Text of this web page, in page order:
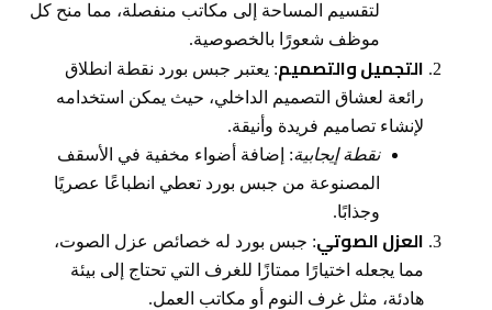
لتقسيم المساحة إلى مكاتب منفصلة، مما منح كل
موظف شعورًا بالخصوصية.
التجميل والتصميم: يعتبر جبس بورد نقطة انطلاق
رائعة لعشاق التصميم الداخلي، حيث يمكن استخدامه
لإنشاء تصاميم فريدة وأنيقة.
نقطة إيجابية: إضافة أضواء مخفية في الأسقف
المصنوعة من جبس بورد تعطي انطباعًا عصريًا
وجذابًا.
العزل الصوتي: جبس بورد له خصائص عزل الصوت،
مما يجعله اختيارًا ممتازًا للغرف التي تحتاج إلى بيئة
هادئة، مثل غرف النوم أو مكاتب العمل.